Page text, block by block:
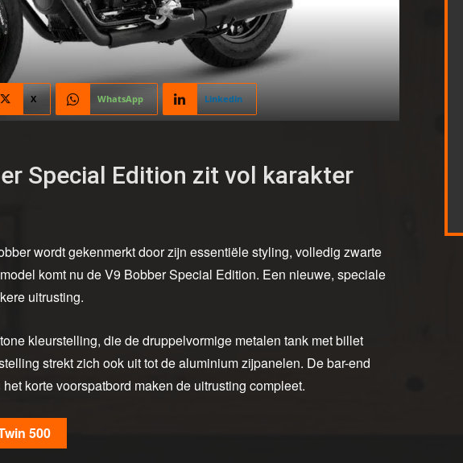
X WhatsApp Linkedin
Special Edition zit vol karakter
wordt gekenmerkt door zijn essentiële styling, volledig zwarte
komt nu de V9 Bobber Special Edition. Een nieuwe, speciale
uitrusting.
kleurstelling, die de druppelvormige metalen tank met billet
strekt zich ook uit tot de aluminium zijpanelen. De bar-end
korte voorspatbord maken de uitrusting compleet.
500